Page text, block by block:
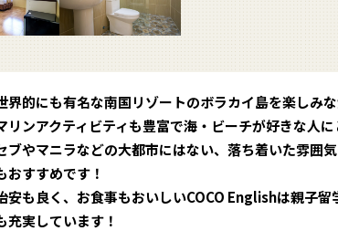
界的にも有名な南国リゾートのボラカイ島を楽しみな
リンアクティビティも豊富で海・ビーチが好きな人
ブやマニラなどの大都市にはない、落ち着いた雰囲
おすすめです！
安も良く、お食事もおいしいCOCO Englishは親子
充実しています！